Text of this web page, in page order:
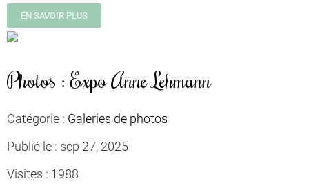
EN SAVOIR PLUS
Photos : Expo Anne Lehmann
Catégorie : Galeries de photos
Publié le : sep 27, 2025
Visites : 1988